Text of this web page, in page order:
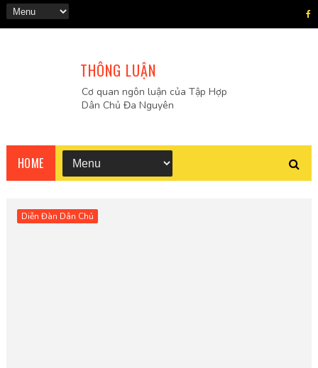
THÔNG LUẬN
Cơ quan ngôn luận của Tập Hợp
Dân Chủ Đa Nguyên
HOME
Diễn Đàn Dân Chủ